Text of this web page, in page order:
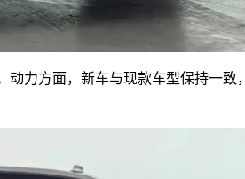
力方面，新车与现款车型保持一致，